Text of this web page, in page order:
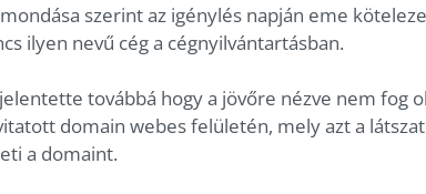
szerint az igénylés napján eme
ilyen nevű cég a cégnyilvántartásban.
továbbá hogy a jövőre nézve nem fog
domain webes felületén, mely azt a
a domaint.